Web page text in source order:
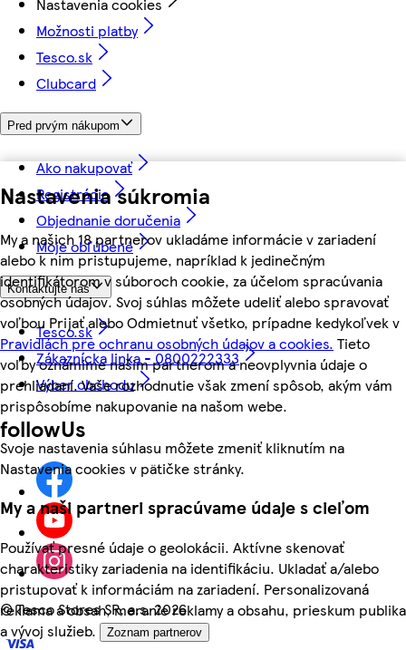
Nastavenia súkromia
My a našich 18 partnerov ukladáme informácie v zariadení
alebo k nim pristupujeme, napríklad k jedinečným
identifikátorom v súboroch cookie, za účelom spracúvania
osobných údajov. Svoj súhlas môžete udeliť alebo spravovať
voľbou Prijať alebo Odmietnuť všetko, prípadne kedykoľvek v
Pravidlách pre ochranu osobných údajov a cookies. Tieto
voľby oznámime našim partnerom a neovplyvnia údaje o
prehliadaní. Vaše rozhodnutie však zmení spôsob, akým vám
prispôsobíme nakupovanie na našom webe.
Svoje nastavenia súhlasu môžete zmeniť kliknutím na
Nastavenia cookies v pätičke stránky.
My a naši partneri spracúvame údaje s cieľom
Používať presné údaje o geolokácii. Aktívne skenovať
charakteristiky zariadenia na identifikáciu. Ukladať a/alebo
pristupovať k informáciám na zariadení. Personalizovaná
reklama a obsah, meranie reklamy a obsahu, prieskum publika
a vývoj služieb.
Zoznam partnerov
Možnosti platby
Tesco.sk
Clubcard
Pred prvým nákupom
Ako nakupovať
Registrácia
Objednanie doručenia
Moje obľúbené
Kontaktujte nás
Tesco.sk
Zákaznícka linka - 0800222333
Výber obchodu
followUs
©Tesco Stores SR, a.s. 2026